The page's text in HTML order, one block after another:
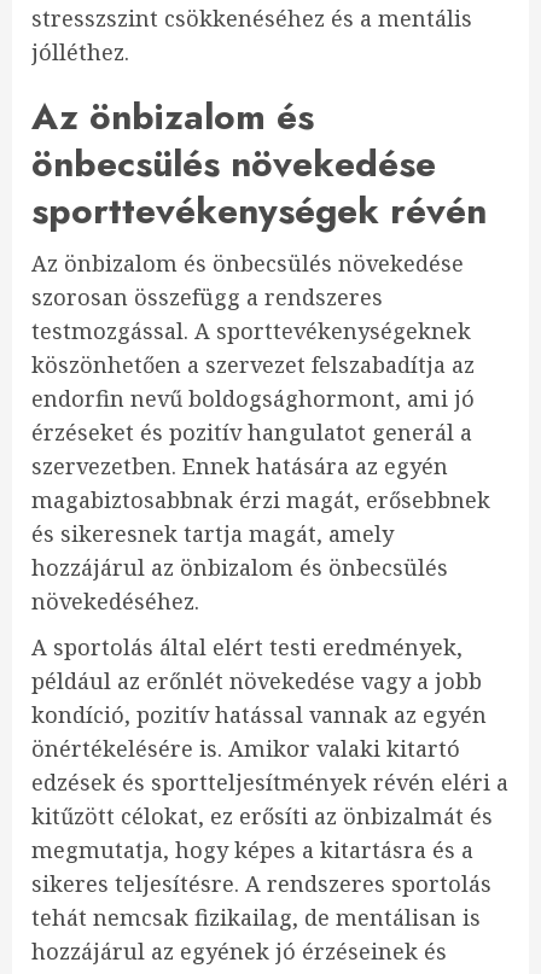
stresszszint csökkenéséhez és a mentális
jólléthez.
Az önbizalom és
önbecsülés növekedése
sporttevékenységek révén
Az önbizalom és önbecsülés növekedése
szorosan összefügg a rendszeres
testmozgással. A sporttevékenységeknek
köszönhetően a szervezet felszabadítja az
endorfin nevű boldogsághormont, ami jó
érzéseket és pozitív hangulatot generál a
szervezetben. Ennek hatására az egyén
magabiztosabbnak érzi magát, erősebbnek
és sikeresnek tartja magát, amely
hozzájárul az önbizalom és önbecsülés
növekedéséhez.
A sportolás által elért testi eredmények,
például az erőnlét növekedése vagy a jobb
kondíció, pozitív hatással vannak az egyén
önértékelésére is. Amikor valaki kitartó
edzések és sportteljesítmények révén eléri a
kitűzött célokat, ez erősíti az önbizalmát és
megmutatja, hogy képes a kitartásra és a
sikeres teljesítésre. A rendszeres sportolás
tehát nemcsak fizikailag, de mentálisan is
hozzájárul az egyének jó érzéseinek és